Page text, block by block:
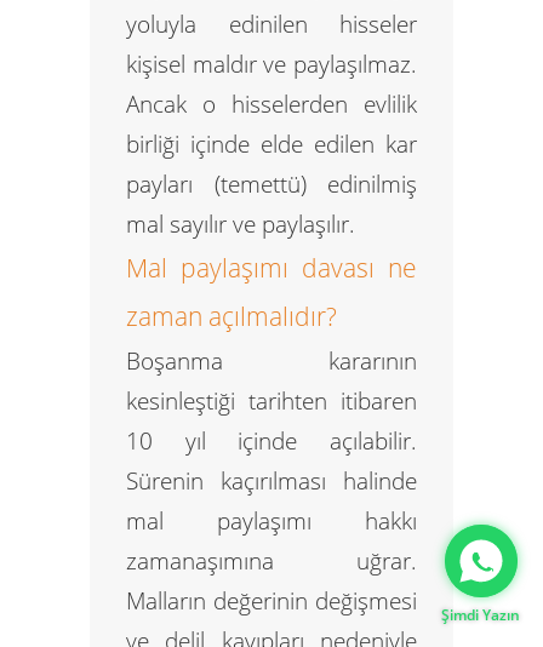
Şimdi Yazın
yoluyla edinilen hisseler
kişisel maldır ve paylaşılmaz.
Ancak o hisselerden evlilik
birliği içinde elde edilen kar
payları (temettü)edinilmiş
mal sayılır ve paylaşılır.
Mal paylaşımı davası ne
zaman açılmalıdır?
Boşanma kararının
kesinleştiği tarihten itibaren
10 yıl içinde açılabilir.
Sürenin kaçırılması halinde
mal paylaşımı hakkı
zamanaşımına uğrar.
Malların değerinin değişmesi
ve delil kayıpları nedeniyle
Gizlilik Politikası